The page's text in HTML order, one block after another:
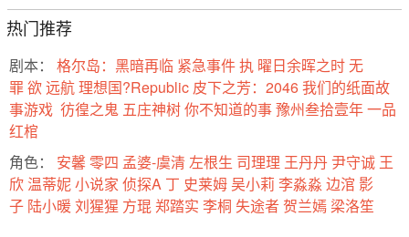
热门推荐
剧本： 格尔岛：黑暗再临 紧急事件执 曜日余晖之时无
罪欲远航理想国?Republic 皮下之芳：2046我们的纸面故
事游戏 彷徨之鬼 五庄神树你不知道的事豫州叁拾壹年一品
红棺
角色：
安馨零四 孟婆-虞清左根生 司理理 王丹丹尹守诚 王
欣 温蒂妮小说家 侦探A 丁 史莱姆吴小莉 李淼淼 边涫 影
子 陆小暖刘猩猩 方琨郑踏实 李桐 失途者贺兰嫣 梁洛笙